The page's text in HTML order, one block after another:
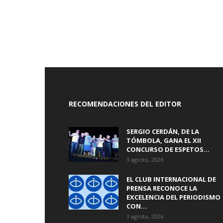
RECOMENDACIONES DEL EDITOR
SERGIO CERDÁN, DE LA
TÓMBOLA, GANA EL XII
CONCURSO DE ESPETOS...
3 agosto, 2026
EL CLUB INTERNACIONAL DE
PRENSA RECONOCE LA
EXCELENCIA DEL PERIODISMO
CON...
3 agosto, 2026